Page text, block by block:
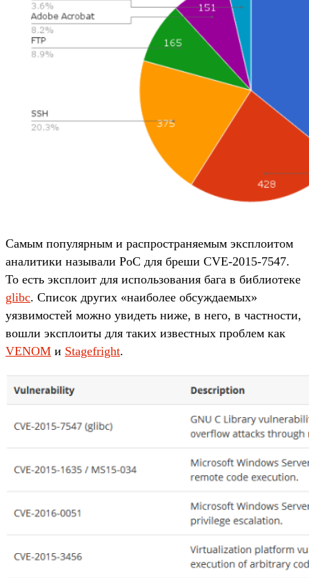
Самым популярным и распространяемым эксплоитом
аналитики называли PoC для бреши CVE-2015-7547.
То есть эксплоит для использования бага в библиотеке
glibc. Список других «наиболее обсуждаемых»
уязвимостей можно увидеть ниже, в него, в частности,
вошли эксплоиты для таких известных проблем как
VENOM и Stagefright.